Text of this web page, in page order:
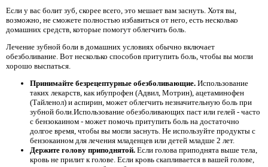
Если у вас болит зуб, скорее всего, это мешает вам заснуть. Хотя вы,
возможно, не сможете полностью избавиться от него, есть несколько
домашних средств, которые помогут облегчить боль.
Лечение зубной боли в домашних условиях обычно включает
обезболивание. Вот несколько способов притупить боль, чтобы вы могли
хорошо выспаться.
Принимайте безрецептурные обезболивающие. Использование
таких лекарств, как ибупрофен (Адвил, Мотрин), ацетаминофен
(Тайленол) и аспирин, может облегчить незначительную боль при
зубной боли.Использование обезболивающих паст или гелей - часто
с бензокаином - может помочь притупить боль на достаточно
долгое время, чтобы вы могли заснуть. Не используйте продукты с
бензокаином для лечения младенцев или детей младше 2 лет.
Держите голову приподнятой. Если голова приподнята выше тела,
кровь не прилит к голове. Если кровь скапливается в вашей голове,